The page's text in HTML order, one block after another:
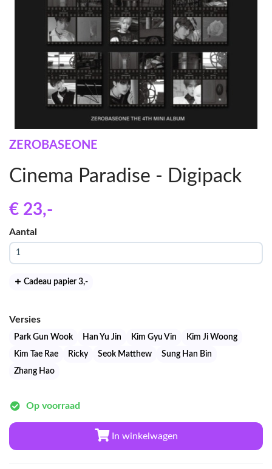
ZEROBASEONE
Cinema Paradise - Digipack
€ 23,-
Aantal
Cadeau papier 3,-
Versies
Park Gun Wook Han Yu Jin Kim Gyu Vin
Kim Ji Woong
Kim Tae Rae
Ricky Seok Matthew
Sung Han Bin
Zhang Hao
Op voorraad
In winkelwagen